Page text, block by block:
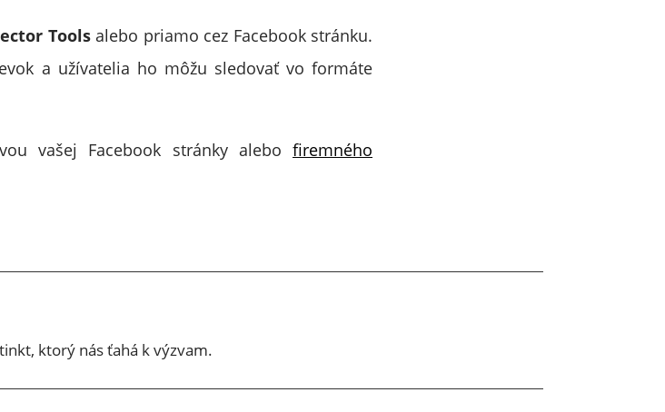
Toolsalebo priamo cez Facebook stránku.
a užívatelia ho môžu sledovať vo formáte
vašej Facebook stránky alebo firemného
ktorý nás ťahá k výzvam.